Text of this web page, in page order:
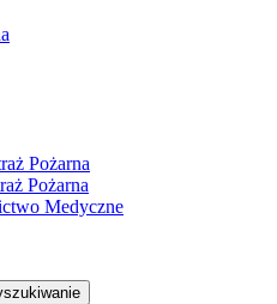
Pożarna
Pożarna
Medyczne